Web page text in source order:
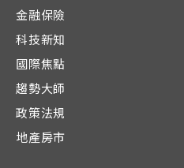
金融保險
科技新知
國際焦點
趨勢大師
政策法規
地產房市